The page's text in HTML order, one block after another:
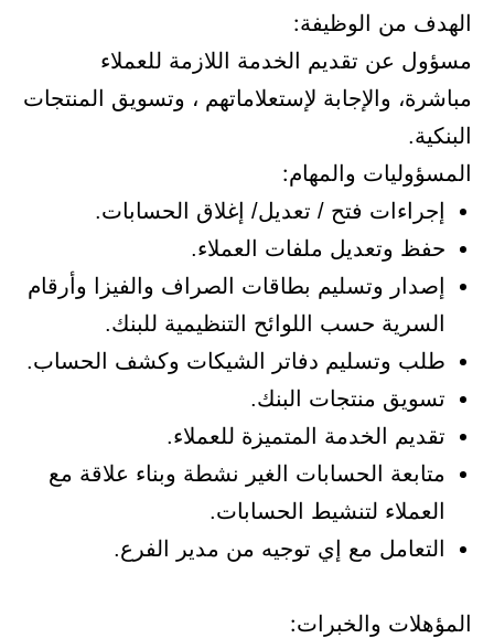
من الوظيفة:
عن تقديم الخدمة اللازمة للعملاء
والإجابة لإستعلاماتهم ، وتسويق المنتجات
والمهام:
فتح / تعديل/ إغلاق الحسابات.
وتعديل ملفات العملاء.
وتسليم بطاقات الصراف والفيزا وأرقام
حسب اللوائح التنظيمية للبنك.
وتسليم دفاتر الشيكات وكشف الحساب.
منتجات البنك.
الخدمة المتميزة للعملاء.
الحسابات الغير نشطة وبناء علاقة مع
لتنشيط الحسابات.
مع إي توجيه من مدير الفرع.
والخبرات: